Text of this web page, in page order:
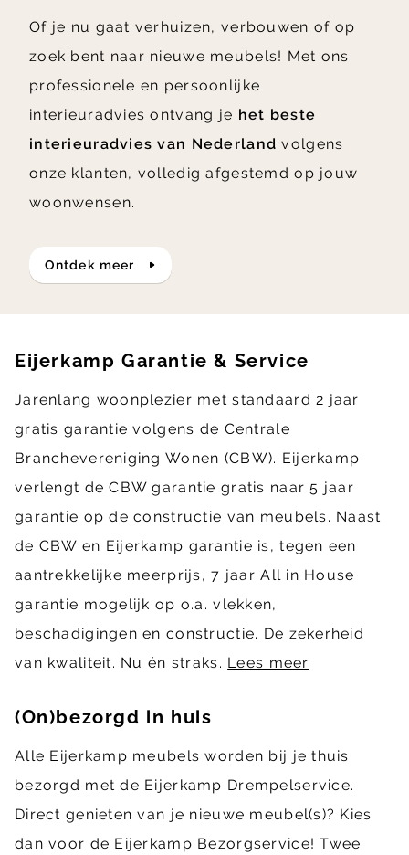
Of je nu gaat verhuizen, verbouwen of op
zoek bent naar nieuwe meubels! Met ons
professionele en persoonlijke
interieuradvies ontvang je het beste
interieuradvies van Nederland volgens
onze klanten, volledig afgestemd op jouw
woonwensen.
ontdek meer
Eijerkamp Garantie & Service
Jarenlang woonplezier met standaard 2 jaar
gratis garantie volgens de Centrale
Branchevereniging Wonen (CBW). Eijerkamp
verlengt de CBW garantie gratis naar 5 jaar
garantie op de constructie van meubels. Naast
de CBW en Eijerkamp garantie is, tegen een
aantrekkelijke meerprijs, 7 jaar All in House
garantie mogelijk op o.a. vlekken,
beschadigingen en constructie. De zekerheid
van kwaliteit. Nu én straks. Lees meer
(On)bezorgd in huis
Alle Eijerkamp meubels worden bij je thuis
bezorgd met de Eijerkamp Drempelservice.
Direct genieten van je nieuwe meubel(s)? Kies
dan voor de Eijerkamp Bezorgservice! Twee